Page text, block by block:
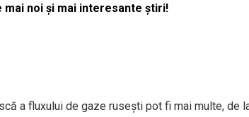
mai noi și mai interesante știri!
a fluxului de gaze rusești pot fi mai multe, de